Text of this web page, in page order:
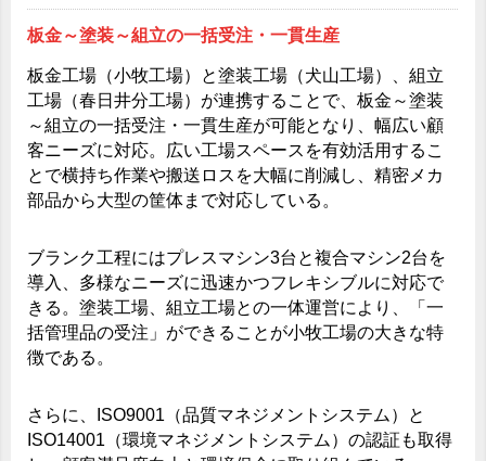
板金～塗装～組立の一括受注・一貫生産
板金工場（小牧工場）と塗装工場（犬山工場）、組立
工場（春日井分工場）が連携することで、板金～塗装
～組立の一括受注・一貫生産が可能となり、幅広い顧
客ニーズに対応。広い工場スペースを有効活用するこ
とで横持ち作業や搬送ロスを大幅に削減し、精密メカ
部品から大型の筐体まで対応している。
ブランク工程にはプレスマシン3台と複合マシン2台を
導入、多様なニーズに迅速かつフレキシブルに対応で
きる。塗装工場、組立工場との一体運営により、「一
括管理品の受注」ができることが小牧工場の大きな特
徴である。
さらに、ISO9001（品質マネジメントシステム）と
ISO14001（環境マネジメントシステム）の認証も取得